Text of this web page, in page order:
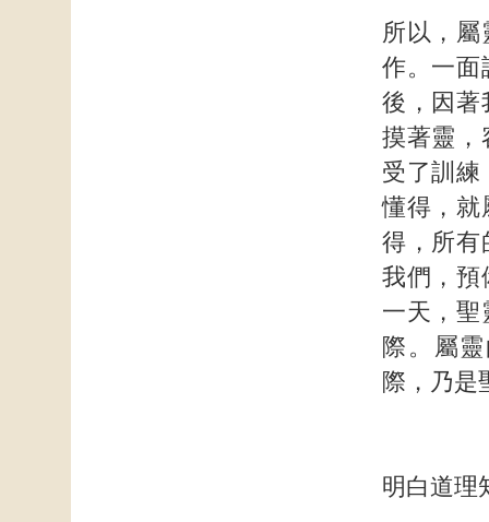
所以，
作。一面
後，因著
摸著靈，
受了訓練
懂得，就
得，所有
我們，預
一天，聖
際。屬
際，乃是
明白道理